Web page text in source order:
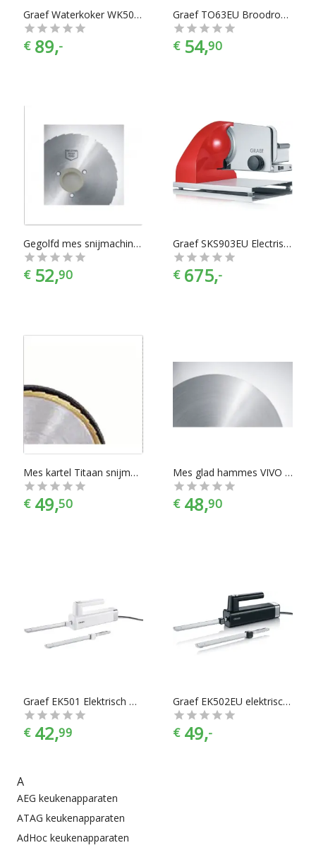
Graef Waterkoker WK502 Instelbaar - 1 L
€ 89,-
Graef TO63EU Broodrooster
€ 54,90
Gegolfd mes snijmachine Voor Comfort 168 EH Classic 170 A140 C9/10/20/90 Graef 4893
€ 52,90
Graef SKS903EU Electrisch 185W Aluminium Rood, Roestvrijstaal snijmachine
€ 675,-
Mes kartel Titaan snijmachine Economic Graef 5182
€ 49,50
Mes glad hammes VIVO snijmachine Graef 14893
€ 48,90
Graef EK501 Elektrisch Mes Wit
€ 42,99
Graef EK502EU elektrisch mes Zwart 150 W
€ 49,-
A
AEG keukenapparaten
ATAG keukenapparaten
AdHoc keukenapparaten